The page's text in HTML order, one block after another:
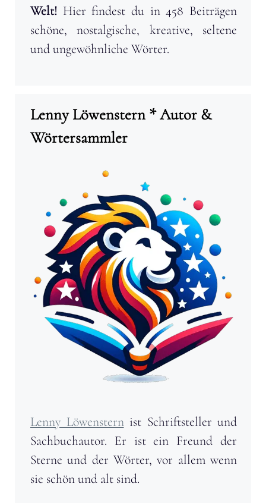
Welt! Hier findest du in 458 Beiträgen
schöne, nostalgische, kreative, seltene
und ungewöhnliche Wörter.
Lenny Löwenstern * Autor &
Wörtersammler
Lenny Löwensternist Schriftsteller und
Sachbuchautor. Er ist ein Freund der
Sterne und der Wörter, vor allem wenn
sie schön und alt sind.